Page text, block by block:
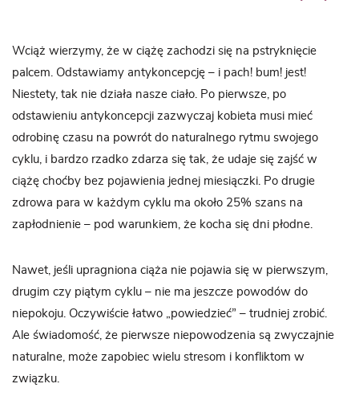
Wciąż wierzymy, że w ciążę zachodzi się na pstryknięcie
palcem. Odstawiamy antykoncepcję – i pach! bum! jest!
Niestety, tak nie działa nasze ciało. Po pierwsze, po
odstawieniu antykoncepcji zazwyczaj kobieta musi mieć
odrobinę czasu na powrót do naturalnego rytmu swojego
cyklu, i bardzo rzadko zdarza się tak, że udaje się zajść w
ciążę choćby bez pojawienia jednej miesiączki. Po drugie
zdrowa para w każdym cyklu ma około 25% szans na
zapłodnienie – pod warunkiem, że kocha się dni płodne.
Nawet, jeśli upragniona ciąża nie pojawia się w pierwszym,
drugim czy piątym cyklu – nie ma jeszcze powodów do
niepokoju. Oczywiście łatwo „powiedzieć” – trudniej zrobić.
Ale świadomość, że pierwsze niepowodzenia są zwyczajnie
naturalne, może zapobiec wielu stresom i konfliktom w
związku.